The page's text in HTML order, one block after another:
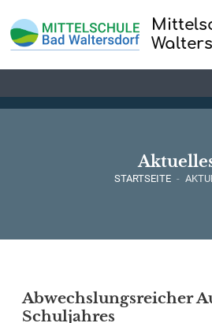
STARTSEITE -
Abwechslungsreicher
Schuljahres